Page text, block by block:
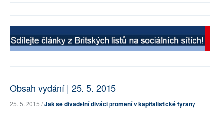
Obsah vydání | 25. 5. 2015
25. 5. 2015 /Jak se divadelní diváci promění v kapitalistické tyrany